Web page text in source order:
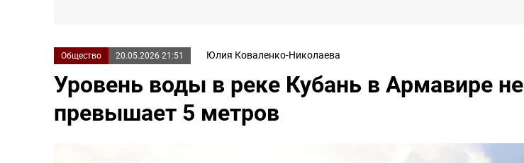
Общество 20.05.2026 21:51 Юлия Коваленко-Николаева
Уровень воды в реке Кубань в Армавире не
превышает 5 метров